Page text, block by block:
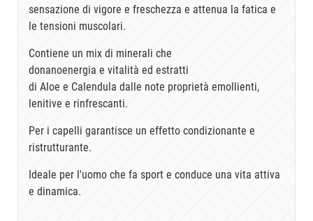
sensazione di vigore e freschezza e attenua la fatica e
le tensioni muscolari.
Contiene un mix di minerali che
donanoenergia e vitalità ed estratti
di Aloe e Calendula dalle note proprietà emollienti,
lenitive e rinfrescanti.
Per i capelli garantisce un effetto condizionante e
ristrutturante.
Ideale per l'uomo che fa sport e conduce una vita attiva
e dinamica.